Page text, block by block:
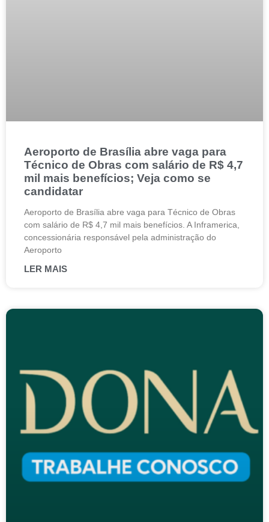
Aeroporto de Brasília abre vaga para
Técnico de Obras com salário de R$ 4,7
mil mais benefícios; Veja como se
candidatar
Aeroporto de Brasília abre vaga para Técnico de Obras
com salário de R$ 4,7 mil mais benefícios. A Inframerica,
concessionária responsável pela administração do
Aeroporto
LER MAIS